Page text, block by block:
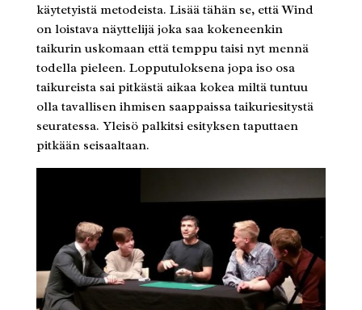
käytetyistä metodeista. Lisää tähän se, että Wind
on loistava näyttelijä joka saa kokeneenkin
taikurin uskomaan että temppu taisi nyt mennä
todella pieleen. Lopputuloksena jopa iso osa
taikureista sai pitkästä aikaa kokea miltä tuntuu
olla tavallisen ihmisen saappaissa taikuriesitystä
seuratessa. Yleisö palkitsi esityksen taputtaen
pitkään seisaaltaan.